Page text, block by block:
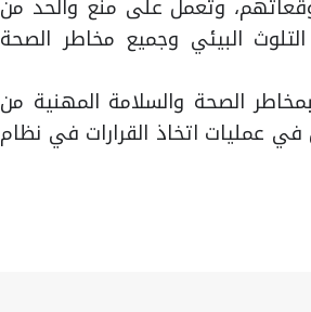
وتعمل على منع والحد من
البيئي وجميع مخاطر الصحة
الصحة والسلامة المهنية من
في عمليات اتخاذ القرارات في نظام